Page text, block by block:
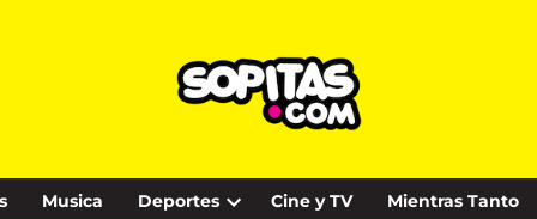
Musica Deportes Cine y TV Mientras Tanto